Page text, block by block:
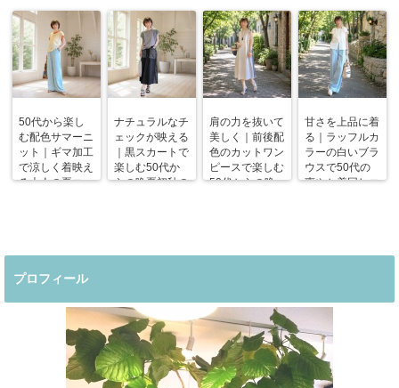
50代から楽し
む配色サマーニ
ット｜ギマ加工
で涼しく着映え
る大人の夏コー
ナチュラルなチ
ェックが映える
｜黒スカートで
楽しむ50代か
らの晩夏初秋の
肩の力を抜いて
美しく｜前後配
色のカットワン
ピースで楽しむ
50代からの晩
甘さを上品に着
る｜ラッフルカ
ラーの白いブラ
ウスで50代の
爽やか着回しコ
プロフィール